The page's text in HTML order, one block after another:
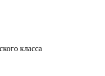
класса